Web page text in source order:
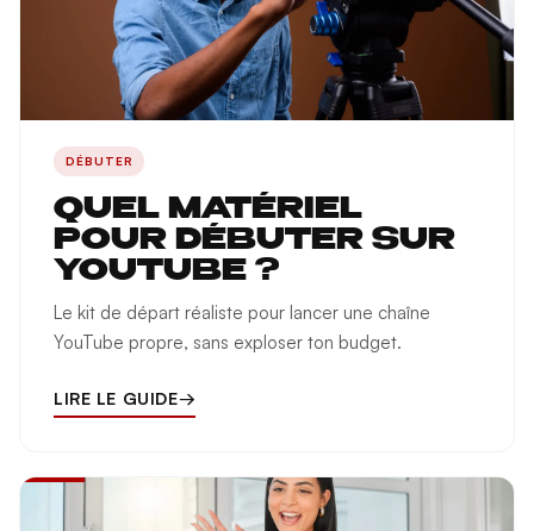
DÉBUTER
QUEL MATÉRIEL
POUR DÉBUTER SUR
YOUTUBE ?
Le kit de départ réaliste pour lancer une chaîne
YouTube propre, sans exploser ton budget.
LIRE LE GUIDE→